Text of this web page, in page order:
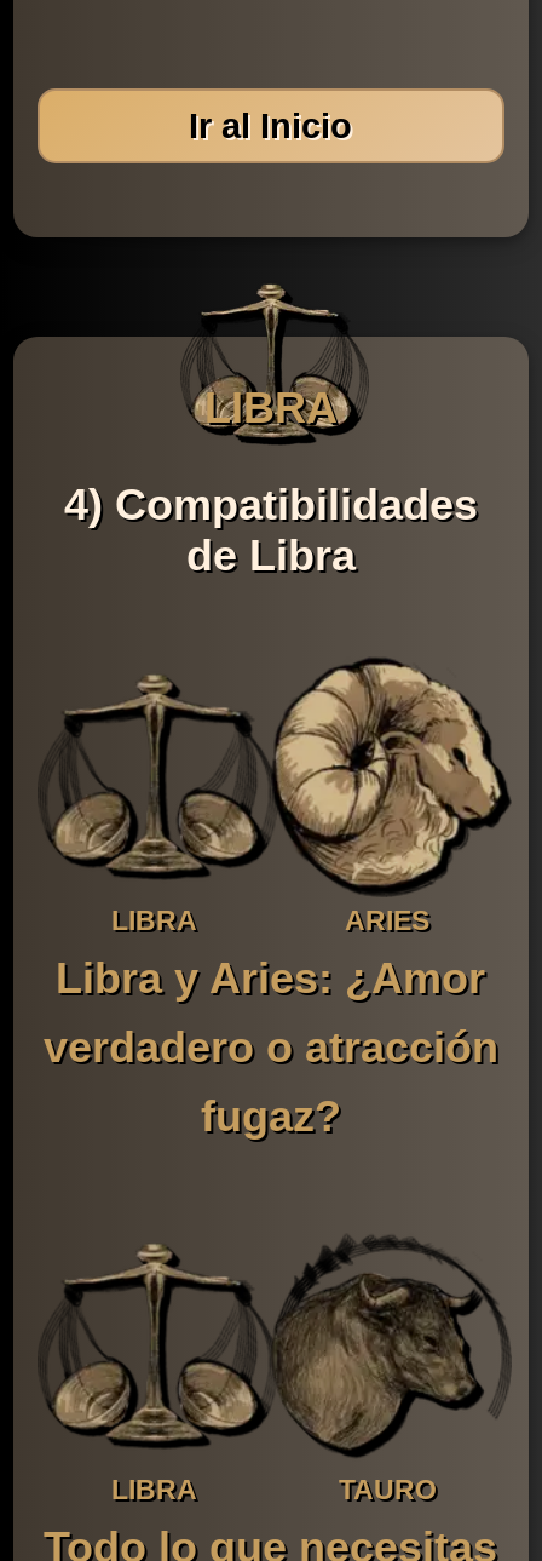
Ir al Inicio
LIBRA
4) Compatibilidades
de Libra
LIBRA ARIES
Libra y Aries: ¿Amor
verdadero o atracción
fugaz?
LIBRA TAURO
Todo lo que necesitas